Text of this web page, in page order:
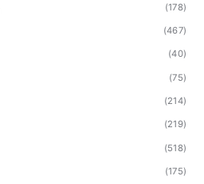
(178)
(467)
(40)
(75)
(214)
(219)
(518)
(175)